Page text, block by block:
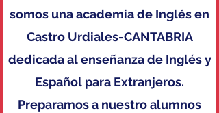
somos una academia de Inglés en
Castro Urdiales-CANTABRIA
dedicada al enseñanza de Inglés y
Español para Extranjeros.
Preparamos a nuestro alumnos